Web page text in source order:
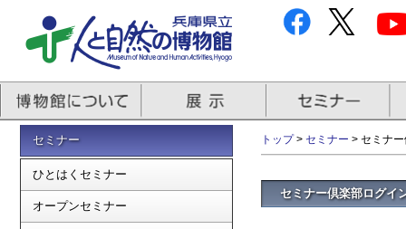
セミナー
ひとはくセミナー
オープンセミナー
トップ> セミナー > セミナ
セミナー倶楽部ログイ